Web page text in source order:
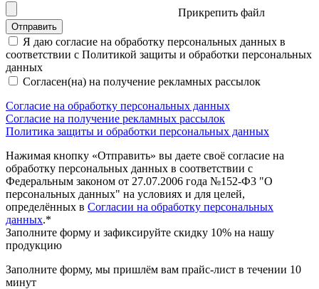
Прикрепить файл
Отправить
Я даю согласие на обработку персональных данных в
соответствии с Политикой защиты и обработки персональных
данных
Согласен(на) на получение рекламных рассылок
Согласие на обработку персональных данных
Согласие на получение рекламных рассылок
Политика защиты и обработки персональных данных
Нажимая кнопку «Отправить» вы даете своё согласие на
обработку персональных данных в соответствии с
Федеральным законом от 27.07.2006 года №152-Ф3 "О
персональных данных" на условиях и для целей,
определённых в Согласии на обработку персональных
данных.*
Заполните форму и зафиксируйте скидку 10% на нашу
продукцию
Заполните форму, мы пришлём вам прайс-лист в течении 10
минут